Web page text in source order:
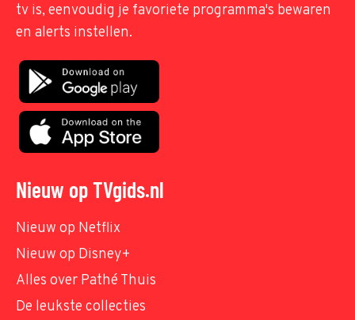
tv is, eenvoudig je favoriete programma's bewaren
en alerts instellen.
Nieuw op TVgids.nl
Nieuw op Netflix
Nieuw op Disney+
Alles over Pathé Thuis
De leukste collecties